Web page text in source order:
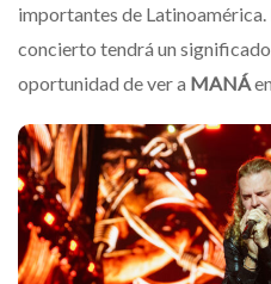
importantes de
concierto tendrá un
oportunidad de ver a MANÁ